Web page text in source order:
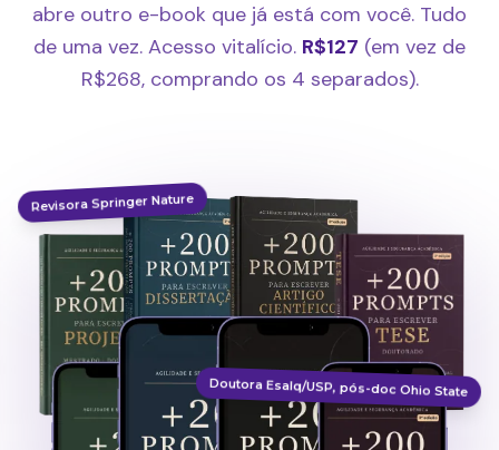
abre outro e-book que já está com você. Tudo
de uma vez. Acesso vitalício. R$127 (em vez de
R$268, comprando os 4 separados).
Revisora Springer Nature
Doutora Esalq/USP, pós-doc Ohio State